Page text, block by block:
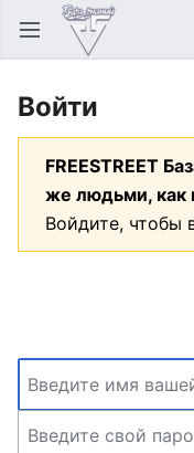
Открыть главное меню
Войти
FREESTREET
же людьми, как
Войдите, чтобы